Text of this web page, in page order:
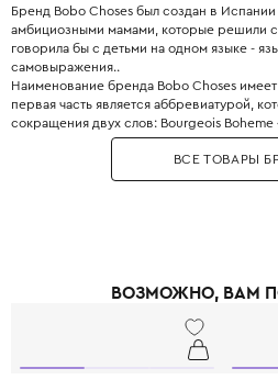
Бренд Bobo Choses был создан в
амбициозными мамами, которые решили
говорила бы с детьми на одном языке -
самовыражения..
Наименование бренда Bobo Choses
первая часть является аббревиатурой,
сокращения двух слов: Bourgeois Boheme
часть переводится как «вещи».
Главное отличие Bobo Choses -
наивные принты, комфортные свободные
ВСЕ ТОВАРЫ
ВОЗМОЖНО, ВАМ